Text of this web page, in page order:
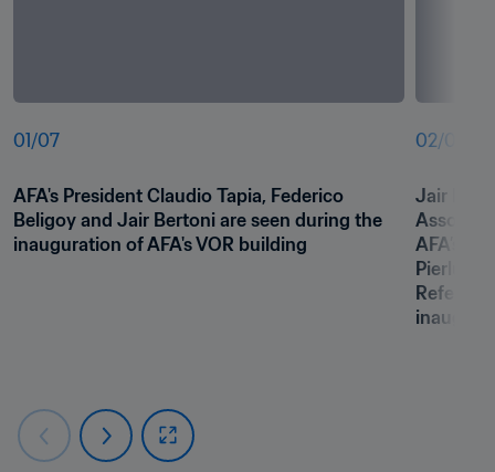
01 /07
AFA's President Claudio Tapia, Federico
Beligoy and Jair Bertoni are seen during the
inauguration of AFA's VOR building
02/07
Jair
AFA’s
Pierluigi